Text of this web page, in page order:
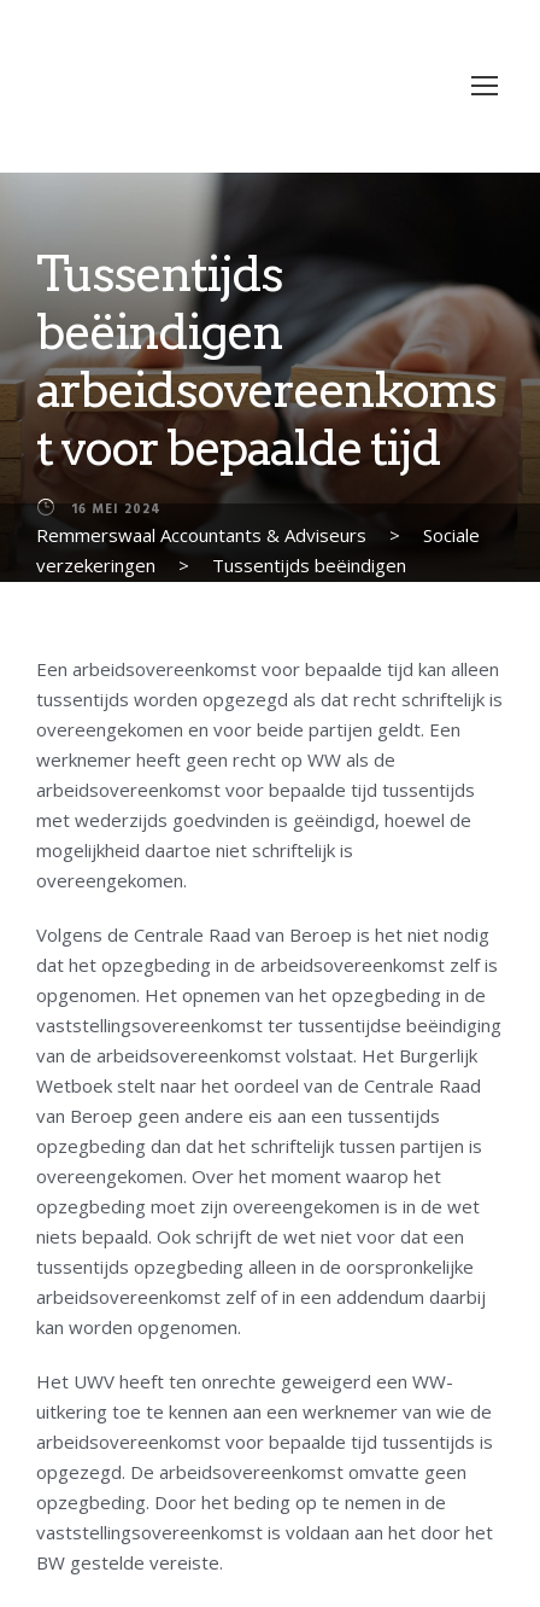
Tussentijds
beëindigen
arbeidsovereenkoms
t voor bepaalde tijd
16 MEI 2024
Remmerswaal Accountants & Adviseurs >
Sociale
verzekeringen
>
Tussentijds beëindigen
Een arbeidsovereenkomst voor bepaalde tijd kan alleen
tussentijds worden opgezegd als dat recht schriftelijk is
overeengekomen en voor beide partijen geldt. Een
werknemer heeft geen recht op WW als de
arbeidsovereenkomst voor bepaalde tijd tussentijds
met wederzijds goedvinden is geëindigd, hoewel de
mogelijkheid daartoe niet schriftelijk is
overeengekomen.
Volgens de Centrale Raad van Beroep is het niet nodig
dat het opzegbeding in de arbeidsovereenkomst zelf is
opgenomen. Het opnemen van het opzegbeding in de
vaststellingsovereenkomst ter tussentijdse beëindiging
van de arbeidsovereenkomst volstaat. Het Burgerlijk
Wetboek stelt naar het oordeel van de Centrale Raad
van Beroep geen andere eis aan een tussentijds
opzegbeding dan dat het schriftelijk tussen partijen is
overeengekomen. Over het moment waarop het
opzegbeding moet zijn overeengekomen is in de wet
niets bepaald. Ook schrijft de wet niet voor dat een
tussentijds opzegbeding alleen in de oorspronkelijke
arbeidsovereenkomst zelf of in een addendum daarbij
kan worden opgenomen.
Het UWV heeft ten onrechte geweigerd een WW-
uitkering toe te kennen aan een werknemer van wie de
arbeidsovereenkomst voor bepaalde tijd tussentijds is
opgezegd. De arbeidsovereenkomst omvatte geen
opzegbeding. Door het beding op te nemen in de
vaststellingsovereenkomst is voldaan aan het door het
BW gestelde vereiste.